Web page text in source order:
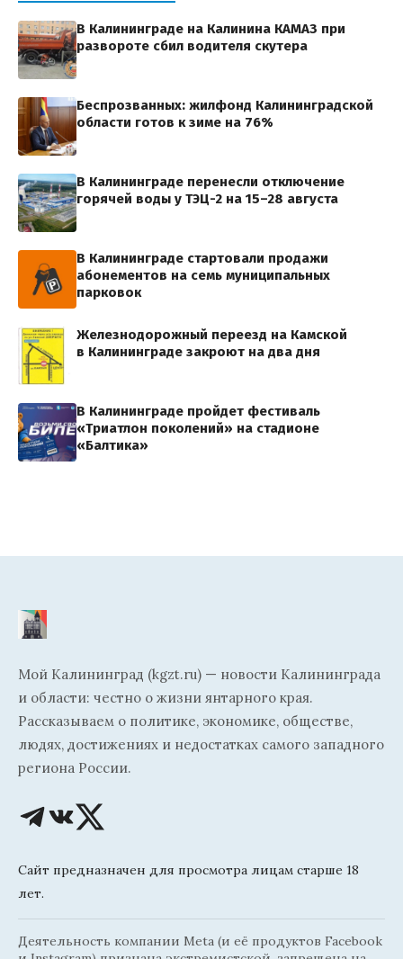
В Калининграде на Калинина КАМАЗ при
развороте сбил водителя скутера
Беспрозванных: жилфонд Калининградской
области готов к зиме на 76%
В Калининграде перенесли отключение
горячей воды у ТЭЦ-2 на 15–28 августа
В Калининграде стартовали продажи
абонементов на семь муниципальных
парковок
Железнодорожный переезд на Камской
в Калининграде закроют на два дня
В Калининграде пройдет фестиваль
«Триатлон поколений» на стадионе
«Балтика»
Мой Калининград (kgzt.ru) — новости Калининграда
и области: честно о жизни янтарного края.
Рассказываем о политике, экономике, обществе,
людях, достижениях и недостатках самого западного
региона России.
Сайт предназначен для просмотра лицам старше 18
лет.
Деятельность компании Meta (и её продуктов Facebook